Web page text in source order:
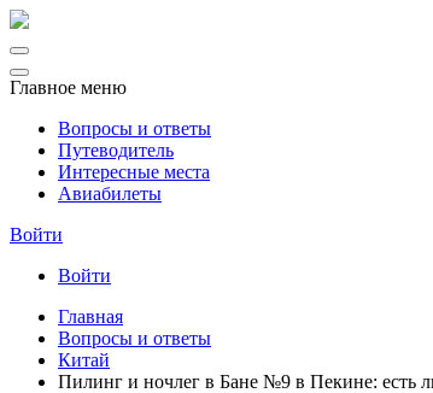
Главное меню
Вопросы и ответы
Путеводитель
Интересные места
Авиабилеты
Войти
Войти
Главная
Вопросы и ответы
Китай
Пилинг и ночлег в Бане №9 в Пекине: есть